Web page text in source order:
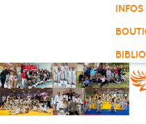
INFOS
Panneau de gestion des